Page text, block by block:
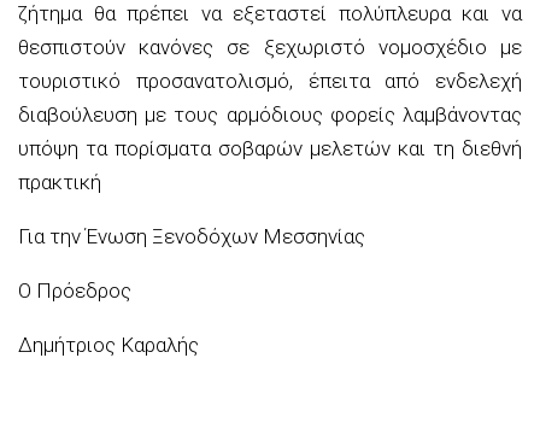
ζήτημα θα πρέπει να εξεταστεί πολύπλευρα και να
θεσπιστούν κανόνες σε ξεχωριστό νομοσχέδιο με
τουριστικό προσανατολισμό, έπειτα από ενδελεχή
διαβούλευση με τους αρμόδιους φορείς λαμβάνοντας
υπόψη τα πορίσματα σοβαρών μελετών και τη διεθνή
πρακτική
Για την Ένωση Ξενοδόχων Μεσσηνίας
Ο Πρόεδρος
Δημήτριος Καραλής